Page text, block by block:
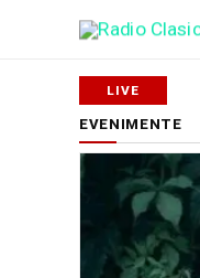
EVENIMENTE